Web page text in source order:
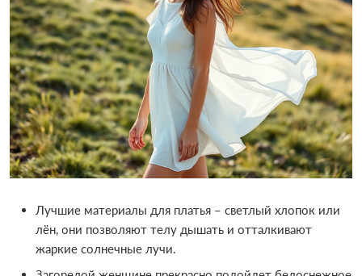
Лучшие материалы для платья – светлый хлопок или
лён, они позволяют телу дышать и отталкивают
жаркие солнечные лучи.